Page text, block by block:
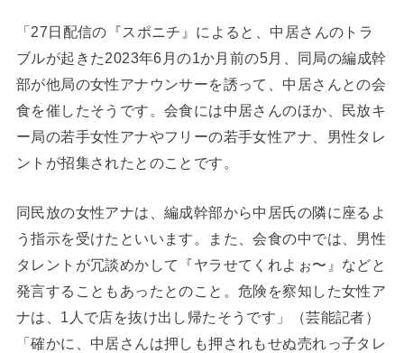
「27日配信の『スポニチ』によると、中居さんのトラ
ブルが起きた2023年6月の1か月前の5月、同局の編成幹
部が他局の女性アナウンサーを誘って、中居さんとの会
食を催したそうです。会食には中居さんのほか、民放キ
ー局の若手女性アナやフリーの若手女性アナ、男性タレ
ントが招集されたとのことです。
同民放の女性アナは、編成幹部から中居氏の隣に座るよ
う指示を受けたといいます。また、会食の中では、男性
タレントが冗談めかして『ヤラせてくれよぉ〜』などと
発言することもあったとのこと。危険を察知した女性ア
ナは、1人で店を抜け出し帰たそうです」（芸能記者）
「確かに、中居さんは押しも押されもせぬ売れっ子タレ